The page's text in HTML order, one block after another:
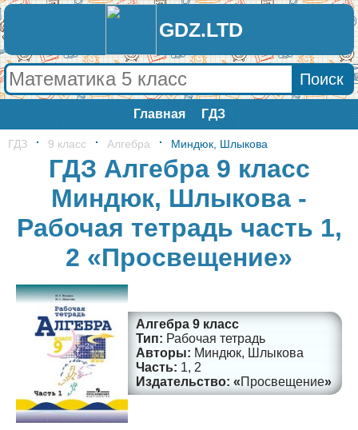
GDZ.LTD
Главная ГДЗ
ГДЗ 9 класс Алгебра Миндюк, Шлыкова
ГДЗ Алгебра 9 класс
Миндюк, Шлыкова -
Рабочая тетрадь часть 1,
2 «Просвещение»
Алгебра 9 класс
Рабочая тетрадь
Миндюк, Шлыкова
1, 2
Просвещение